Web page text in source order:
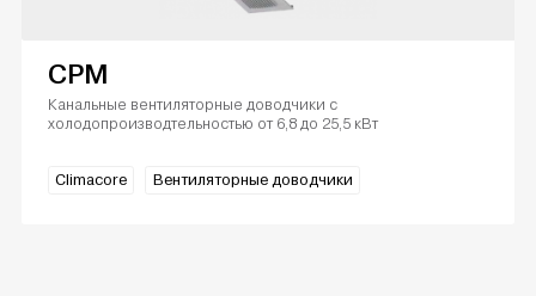
CPM
Канальные вентиляторные доводчики с
холодопроизводтельностью от 6,8 до 25,5 кВт
Climacore Вентиляторные доводчики